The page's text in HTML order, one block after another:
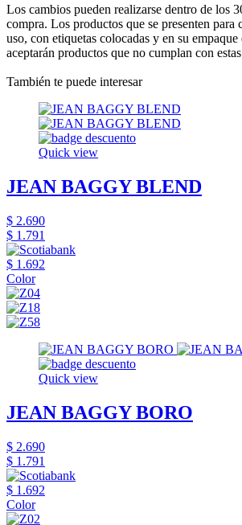
Los cambios pueden realizarse dentro de los
compra. Los productos que se presenten para
uso, con etiquetas colocadas y en su
aceptarán productos que no cumplan con
También te puede interesar
Quick view
JEAN BAGGY BLEND
$ 2.690
$ 1.791
$ 1.692
Color
Quick view
JEAN BAGGY BORO
$ 2.690
$ 1.791
$ 1.692
Color